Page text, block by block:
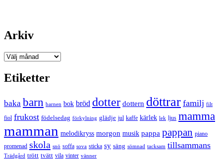
Arkiv
Arkiv
Etiketter
baka barn barnen bok bröd dotter dottern döttrar familj filt
fiol frukost födelsedag förkylning glädje jul kaffe kärlek lek ljus mamma
mamman melodikryss morgon musik pappa pappan piano
promenad skola snö soffa sova sticka sy säng sömnad tacksam tillsammans
Trädgård trött tvätt vila vinter vänner